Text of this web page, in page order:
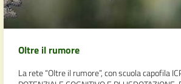
Oltre il rumore
La rete “Oltre il rumore”, con scuola capofila